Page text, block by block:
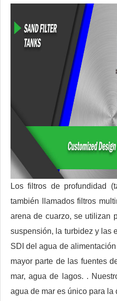
Los filtros de profundidad
también llamados filtros
arena de cuarzo, se utilizan
suspensión, la turbidez y las
SDI del agua de
mayor parte de las fuentes
mar, agua de lagos. .
agua de mar es único para la